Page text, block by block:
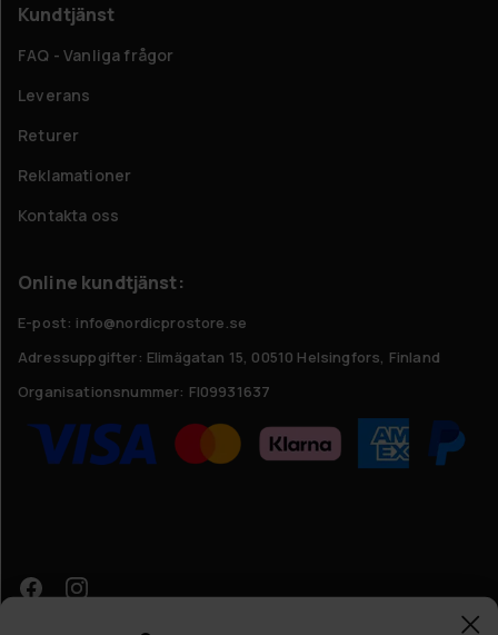
Kundtjänst
FAQ - Vanliga frågor
Leverans
Returer
Reklamationer
Kontakta oss
Online kundtjänst:
E-post: info@nordicprostore.se
Adressuppgifter: Elimägatan 15, 00510 Helsingfors, Finland
Organisationsnummer: FI09931637